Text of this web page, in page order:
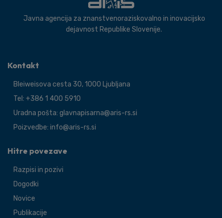
Javna agencija za znanstvenoraziskovalno in inovacijsko
dejavnost Republike Slovenije.
Kontakt
Bleiweisova cesta 30, 1000 Ljubljana
Tel: +386 1 400 5910
Uradna pošta: glavnapisarna@aris-rs.si
Poizvedbe: info@aris-rs.si
Hitre povezave
Razpisi in pozivi
Dogodki
Novice
Publikacije